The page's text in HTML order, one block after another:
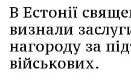
В Естонії
визнали
нагороду за
військових.